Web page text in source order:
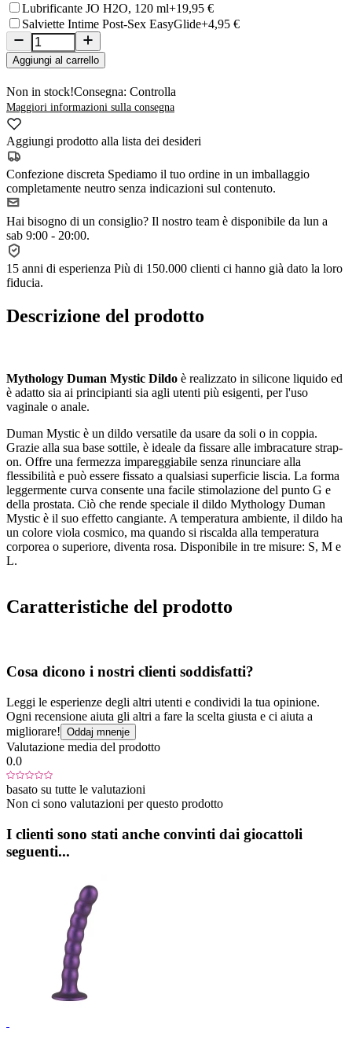
Lubrificante JO H2O, 120 ml+19,95 €
Salviette Intime Post-Sex EasyGlide+4,95 €
Aggiungi al carrello
Non in stock!Consegna: Controlla
Maggiori informazioni sulla consegna
Aggiungi prodotto alla lista dei desideri
Confezione discreta Spediamo il tuo ordine in un imballaggio
completamente neutro senza indicazioni sul contenuto.
Hai bisogno di un consiglio? Il nostro team è disponibile da lun a
sab 9:00 - 20:00.
15 anni di esperienza Più di 150.000 clienti ci hanno già dato la loro
fiducia.
Descrizione del prodotto
Mythology Duman Mystic Dildo è realizzato in silicone liquido ed
è adatto sia ai principianti sia agli utenti più esigenti, per l'uso
vaginale o anale.
Duman Mystic è un dildo versatile da usare da soli o in coppia.
Grazie alla sua base sottile, è ideale da fissare alle imbracature strap-
on. Offre una fermezza impareggiabile senza rinunciare alla
flessibilità e può essere fissato a qualsiasi superficie liscia. La forma
leggermente curva consente una facile stimolazione del punto G e
della prostata. Ciò che rende speciale il dildo Mythology Duman
Mystic è il suo effetto cangiante. A temperatura ambiente, il dildo ha
un colore viola cosmico, ma quando si riscalda alla temperatura
corporea o superiore, diventa rosa. Disponibile in tre misure: S, M e
L.
Caratteristiche del prodotto
Cosa dicono i nostri clienti soddisfatti?
Leggi le esperienze degli altri utenti e condividi la tua opinione.
Ogni recensione aiuta gli altri a fare la scelta giusta e ci aiuta a
migliorare! Oddaj mnenje
Valutazione media del prodotto
0.0
basato su tutte le valutazioni
Non ci sono valutazioni per questo prodotto
I clienti sono stati anche convinti dai giocattoli
seguenti...